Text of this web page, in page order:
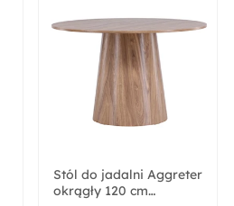
Stól do jadalni Aggreter
okrągły 120 cm